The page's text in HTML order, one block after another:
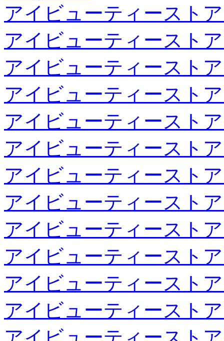
アイビューティースト
アイビューティースト
アイビューティースト
アイビューティースト
アイビューティースト
アイビューティースト
アイビューティースト
アイビューティースト
アイビューティースト
アイビューティースト
アイビューティースト
アイビューティースト